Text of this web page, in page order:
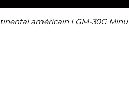
américain LGM-30G